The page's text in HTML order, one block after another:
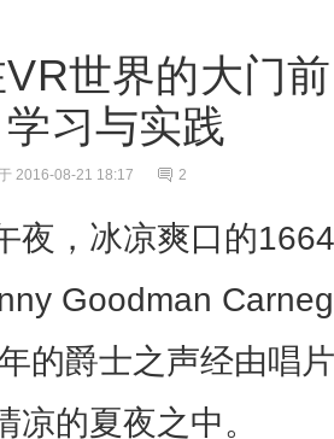
世界的大门
习与实践
2016-08-21 18:17 2
夜，冰凉爽口的
Goodman
的爵士之声经由唱
凉的夏夜之中。